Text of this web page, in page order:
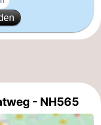
- NH565